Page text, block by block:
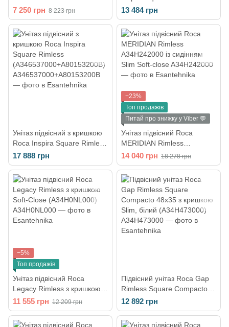
з сидінням Slim Slow Closing
A34H398000
7 250 грн 8 223 грн
(A346537000)
13 484 грн
Унітаз підвісний з кришкою
Roca Inspira Square Rimless
(A346537000+A80153200B)
17 888 грн
−23%
Топ продажів
Питай про знижку у Viber 💬
Унітаз підвісний Roca
MERIDIAN Rimless
A34H242000 із сидінням
Slim Soft-close
14 040 грн 18 278 грн
−5%
Топ продажів
Унітаз підвісний Roca
Legacy Rimless з кришкою
Soft-Close (A34H0NL000)
11 555 грн 12 209 грн
Підвісний унітаз Roca Gap
Rimless Square Compacto
48x35 з кришкою Slim, білий
(A34H473000)
12 892 грн